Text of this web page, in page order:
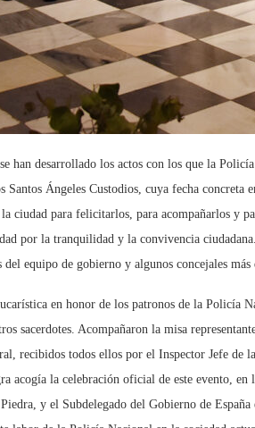
han desarrollado los actos con los que la
Santos Ángeles Custodios, cuya fecha concreta
ciudad para felicitarlos, para acompañarlos y
por la tranquilidad y la convivencia
equipo de gobierno y algunos concejales
en honor de los patronos de la Policía
sacerdotes. Acompañaron la misa
recibidos todos ellos por el Inspector Jefe de
acogía la celebración oficial de este evento,
y el Subdelegado del Gobierno de